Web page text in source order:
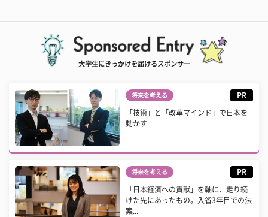
大学生にきっかけを届けるスポンサー
将来を考える PR
「技術」と「改革マインド」で日本を
動かす
将来を考える PR
「日本経済への貢献」を軸に、走り続
けた先にあったもの。入省3年目での法
案...